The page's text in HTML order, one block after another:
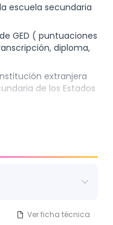
escuela secundaria
GED ( puntuaciones
diploma,
extranjera
de los Estados
Ver ficha técnica